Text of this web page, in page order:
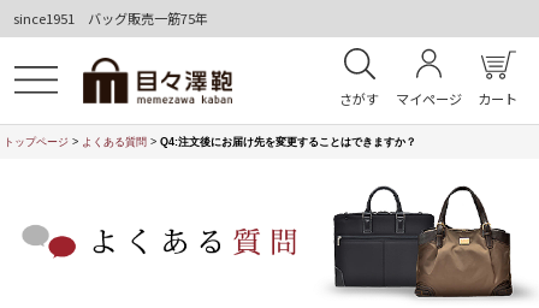
since1951 バッグ販売一筋75年
さがす マイページ カート
トップページ > よくある質問 > Q4:注文後にお届け先を変更することはできますか？